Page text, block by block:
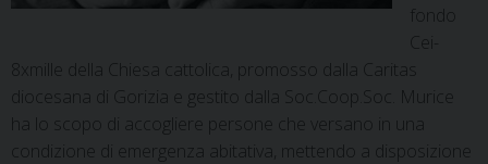
fondo
8xmille della Chiesa cattolica, promosso dalla Caritas
diocesana di Gorizia e gestito dalla Soc.Coop.Soc. Murice
ha lo scopo di accogliere persone che versano in una
condizione di emergenza abitativa, mettendo a disposizione